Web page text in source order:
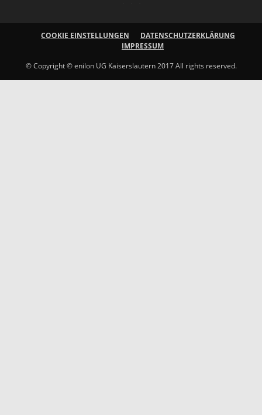
COOKIE EINSTELLUNGEN
DATENSCHUTZERKLÄRUNG
IMPRESSUM
© Copyright © enilon UG Kaiserslautern 2017 All rights reserved.